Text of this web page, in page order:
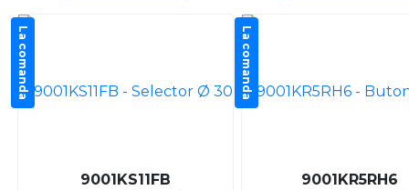
La comanda
9001KS11FB
La comanda
9001KR5RH6